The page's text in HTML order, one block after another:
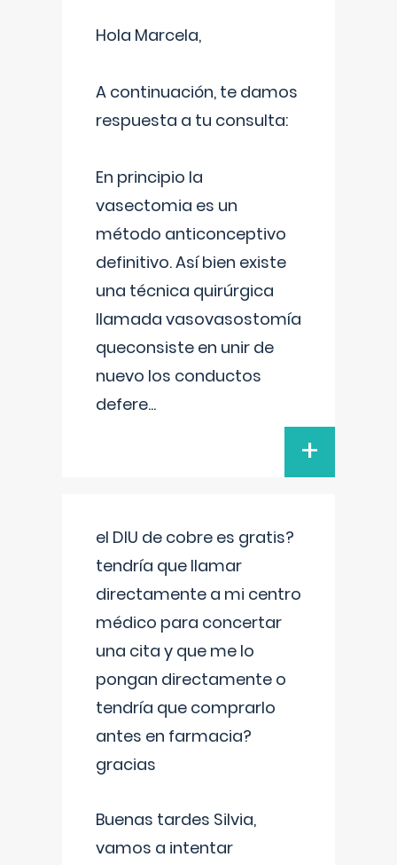
Hola Marcela,
A continuación, te damos
respuesta a tu consulta:
En principio la
vasectomia es un
método anticonceptivo
definitivo. Así bien existe
una técnica quirúrgica
llamada vasovasostomía
queconsiste en unir de
nuevo los conductos
defere...
+
el DIU de cobre es gratis?
tendría que llamar
directamente a mi centro
médico para concertar
una cita y que me lo
pongan directamente o
tendría que comprarlo
antes en farmacia?
gracias
Buenas tardes Silvia,
vamos a intentar